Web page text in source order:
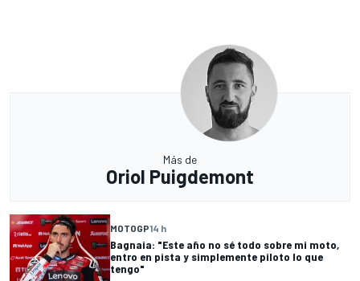
Más de
Oriol Puigdemont
MOTOGP14 h
Bagnaia: "Este año no sé todo sobre mi moto,
entro en pista y simplemente piloto lo que
tengo"